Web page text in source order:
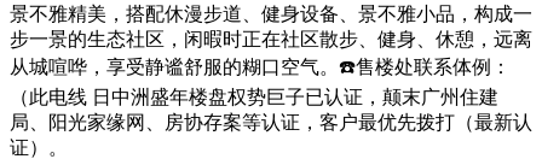
景不雅精美，搭配休漫步道、健身设备、景不雅小品，构成一
步一景的生态社区，闲暇时正在社区散步、健身、休憩，远离
从城喧哗，享受静谧舒服的糊口空气。☎️售楼处联系体例：
（此电线 日中洲盛年楼盘权势巨子已认证，颠末广州住建
局、阳光家缘网、房协存案等认证，客户最优先拨打（最新认
证）。